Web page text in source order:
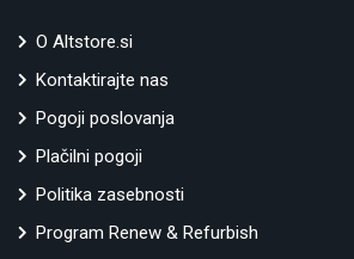
O Altstore.si
Kontaktirajte nas
Pogoji poslovanja
Plačilni pogoji
Politika zasebnosti
Program Renew & Refurbish